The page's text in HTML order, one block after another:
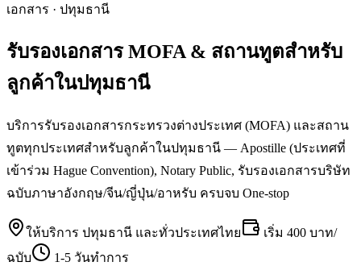
เอกสาร · ปทุมธานี
รับรองเอกสาร MOFA & สถานทูตสำหรับ
ลูกค้าในปทุมธานี
บริการรับรองเอกสารกระทรวงต่างประเทศ (MOFA) และสถาน
ทูตทุกประเทศสำหรับลูกค้าในปทุมธานี — Apostille (ประเทศที่
เข้าร่วม Hague Convention), Notary Public, รับรองเอกสารบริษัท
ฉบับภาษาอังกฤษ/จีน/ญี่ปุ่น/อาหรับ ครบจบ One-stop
ให้บริการ ปทุมธานี และทั่วประเทศไทย เริ่ม 400 บาท/
ฉบับ
1-5 วันทำการ